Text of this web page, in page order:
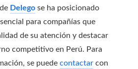
Delego se ha posicionado
para compañías que
de su atención y destacar
competitivo en Perú. Para
se puede contactar con